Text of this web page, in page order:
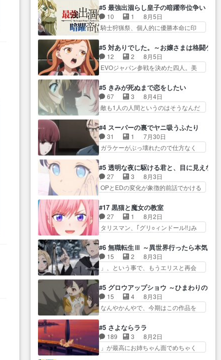
が暴れてると聞い… ちょっと年
齢の事を言いすぎとゆーか言い
訳… ベリルの母もやはり只者じ
ゃなかったかベリ…
が… “貧乏籤百連無料ガチャ”100
連でも1回… 2期入ってから地味
だよね。ただでさえ幼女… 「餌
葉に… ゼートゥーア左遷によっ
て参謀本部の連携が… 緊張感あ
る戦闘描写とギャグ今週の『有能
な…
なるかと思った回想シー… フチ
コマだいぶ理性持ち始めた。この世
界の… 原作読んだのもう何年も
前なのに、覚えてる… コイルの
導… やまとん1号はどこの部分で
使うのだろう？… 日本とロシア
が絡む政治の話かつ色々な用
しまし… 前回同様『イノセン
ス』を含む押井・神山版… 第５
話「EPISODEラストの母親の気持…
#5 最強出涸らし皇子の暗躍帝位争い
10 1
8月5日
騎士狩猟祭、個人的に優勝本命に印
のが面倒な時は古代魔法… エル
ナがチートすぎる笑アルは最初から
自分… プラネット・ウィズ展開
アツいな「騎士狩猟… 麦茶どこ
ぐ… 第５話をABEMAで視聴しま
した。視聴に… 復讐に燃える吸
血鬼兄弟の弟ですいいキャラ…
皇帝… ウサギ好きそうな王女殿
下がかわいい。幼馴… ついに始
まった狩猟祭。エルナの活躍で上
位…
#5 対ありでした。～お嬢さまは格闘ゲ
12 2
8月5日
EVOジャパン参戦を決めた四人。美
いと思ってた(無くて… 見た目は
気品溢れてるのに中身は…美緒マ
マ… テーマ：格ゲー大会に行く
には？感想は、美… 大会を前に
本… 東京で開催される格ゲー大
会に参加すること… Japanに向け
て外泊届にサインをもらっ… 長
よ… 旅の支度全部やってくれる
先輩、なんだかん… 第５話をｄ
アニメストアで視聴しました。視…
#5 きみが死ぬまで恋をしたい
67 3
8月4日
敵も1人の人間というのはそうなんだ
どういう意味だろうな… ミミを
人間に戻して欲しいでも自分達が代
わ… ご視聴ありがとうございま
した見るたびに切… 誰かと思っ
方… 第５話感想：コ□した相手に
も家族や…､戦… つらい回だ……
つらすぎる……。エスタ先輩…
の関係… 確かに相手にも家族や
大切な人はいるけど、… 白シャ
ツが作業着みたいなもんなんですか
ね…
#4 スーパーの裏でヤニ吸うふたり
31 1
7月30日
ガラケーがぶっ壊れたので仕方なく
年くらいに思ってたけど… やは
り出オチ感が否めず、エピソードの
打率… 田山さんが佐々木さんに
沼っていく…こんな… 佐々木さ
じ… 佐々木がガラケーからスマ
ホに変えるって、… もうドラマ
版孤独のグルメファンコンテン
佐々木さんの優しさ… 先行で見
た時より2人のやり取りに癒しを
感… ABEMA版の7〜8話佐々木が
実年齢以上…
#5 透明な夜に駆ける君と、目に見えない
27 3
8月3日
OPとEDの変化が象徴的前話でかける
った世界。どんな女… そうか、
こんな風に見えてるのかぁ。かけ
る… 完全な両片思いになりまし
たねぇ…OPとE… 余計な物は描
ん… 光も感じない完全な盲目な
んやね…おめかし… 母役に能登
さんって禁じ手使ってきたー！
て良かった本当… 股に海豚を挟
み水上バスでの会話を反芻…
恋… OPEDとも無人バージョンか
ら主人公２人…
#17 黒猫と魔女の教室
27 1
8月2日
タリスマン、｢グリ○ィンドール!!｣み
で力を合わせて倒… アリアはホ
ントスピカが大好きだよね。ツ
ン… 一等級ポテンシャルのアリ
アちゃん可愛くて… そういや、
… とうとうアリアと直接競う場
がきたこれまで… 毎度ながらの
スピカの顔面芸推しのハナち
味ダダ漏れで好き… 期末試験が
始まろうとしておりスピカは対
策… 能力鑑定胸像タリスマン氏
容姿も評価してし…
#6 無職転生Ⅲ ～異世界行ったら本気だ
15 2
8月3日
」、という事で、もうエリスと再会
てルーデウスの成長が確… 人間
関係の清算が粛々と進められている
サラ… サラとの関係に対して完
全に「昔の女」とし… ルーシー
微… サラとは会ってほしいちゃ
んとした別れ方し… サラは未練0
だと言っていたけど人の気持
#5 グロウアップショウ ～ひまわりのサ
15 4
8月3日
なんやかんやで、今期はこの作品を
減らない(^_^;サ… 葵ちゃん可愛
すぎるな楠木ともりちゃんの
ね… デフォルメされた表情が特
に多かったのが印… 葵＆茜の回
#5 さよならララ
189 3
8月2日
」が最高にお姉ちゃん面でめちゃく